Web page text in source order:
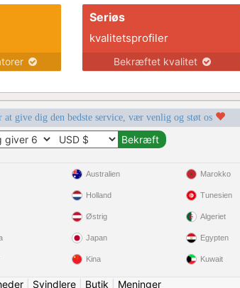
Seriøs
kvalitetsprofiler
Bekræftet kvalitet
give dig den bedste service, vær venlig og støt os
Australien
Holland
Østrig
Japan
Kina
Marokko
Tunesien
Algeriet
Egypten
Kuwait
| Svindlere| Butik
Meninger